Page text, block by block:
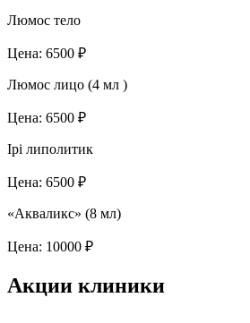
Люмос тело
Цена: 6500 ₽
Люмос лицо (4 мл )
Цена: 6500 ₽
Ipi липолитик
Цена: 6500 ₽
«Акваликс» (8 мл)
Цена: 10000 ₽
Акции клиники